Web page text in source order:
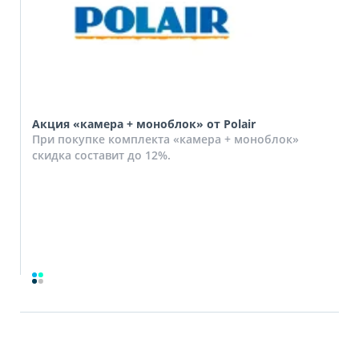
Акция «камера + моноблок» от Polair
При покупке комплекта «камера + моноблок»
скидка составит до 12%.